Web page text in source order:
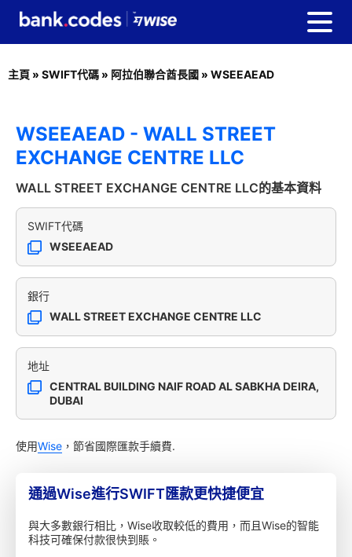
主頁 » SWIFT代碼 » 阿拉伯聯合酋長國 » WSEEAEAD
WSEEAEAD - WALL STREET
EXCHANGE CENTRE LLC
WALL STREET EXCHANGE CENTRE LLC的基本資料
SWIFT代碼
WSEEAEAD
銀行
WALL STREET EXCHANGE CENTRE LLC
地址
CENTRAL BUILDING NAIF ROAD AL SABKHA DEIRA,
DUBAI
使用Wise ，節省國際匯款手續費.
通過Wise進行SWIFT匯款更快捷便宜
與大多數銀行相比，Wise收取較低的費用，而且Wise的智能
科技可確保付款很快到賬。